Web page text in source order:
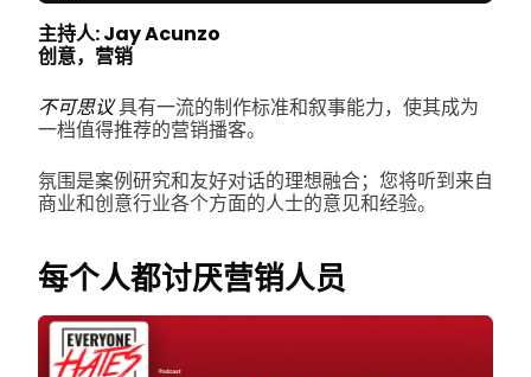
主持人: Jay Acunzo
创意，营销
不可思议具有一流的制作标准和叙事能力，使其成为
一档值得推荐的营销播客。
氛围是案例研究和友好对话的理想融合；您将听到来自
商业和创意行业各个方面的人士的意见和经验。
每个人都讨厌营销人员